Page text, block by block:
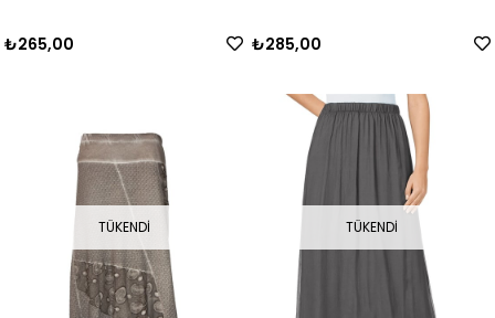
₺265,00 ₺285,00
TÜKENDI TÜKENDI